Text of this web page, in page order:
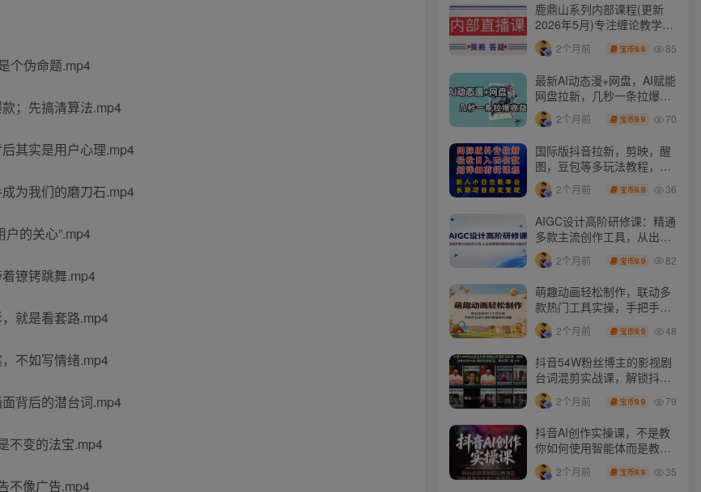
个伪命题.mp4
；先搞清算法.mp4
其实是用户心理.mp4
为我们的磨刀石.mp4
的关心”.mp4
镣铐跳舞.mp4
就是看套路.mp4
不如写情绪.mp4
背后的潜台词.mp4
不变的法宝.mp4
不像广告.mp4
鹿鼎山系列内部课程(更新
2026年5月)专注缠论教学，
行情分析、学习答疑、机会
提示、实操讲解
2个月前 宝币9.9 85
最新AI动态漫+网盘，AI赋能
网盘拉新，几秒一条拉爆收
益
2个月前 宝币9.9 70
国际版抖音拉新，剪映，醒
图，豆包等多玩法教程，长
期可做的项目，轻松日入四
位数，深度揭秘玩法，干就
2个月前 宝币9.9 36
AIGC设计高阶研修课：精通
多款主流创作工具，从出图
建模到模型训练全面进阶
2个月前 宝币9.9 82
萌趣动画轻松制作，联动多
款热门工具实操，手把手打
造可爱胖橘猫趣味动画
2个月前 宝币9.9 48
抖音54W粉丝博主的影视剧
台词混剪实战课，解锁抖音
伙伴计划+精选独家收益，
新手零门槛上手
2个月前 宝币9.9 79
抖音AI创作实操课，不是教
你如何使用智能体而是教你
如何利用智能体变现(更新5
月) 2个月前 宝币9.9 35